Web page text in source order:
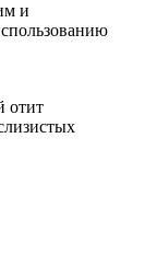
и
отит